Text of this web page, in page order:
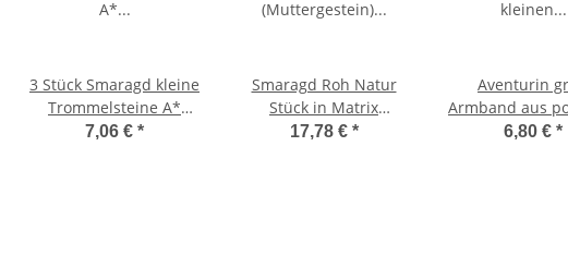
3 Stück Smaragd kleine
Trommelsteine A*
Qualität ca. 6 - 8
7,06 € *
Smaragd Roh Natur
Stück in Matrix
(Muttergestein) Größe
17,78 € *
Aventurin
Armband aus
kleinen6,80 € *